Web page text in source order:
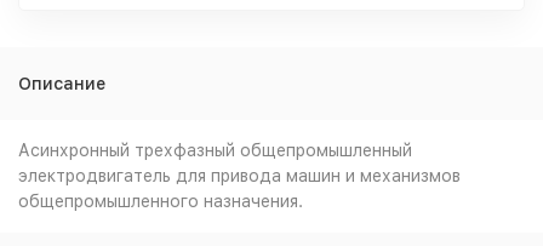
Описание
Асинхронный трехфазный общепромышленный
электродвигатель для привода машин и механизмов
общепромышленного назначения.